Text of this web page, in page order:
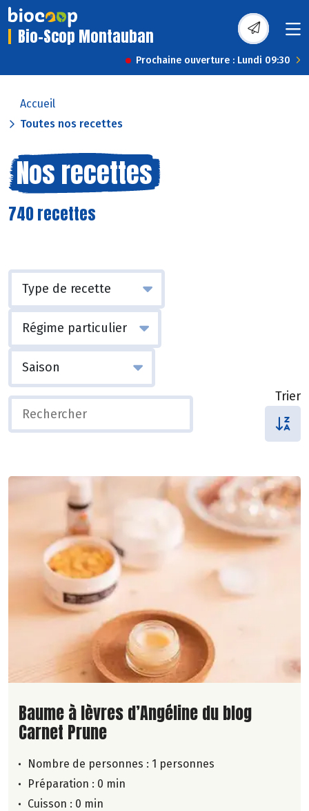
Bio-Scop Montauban
Prochaine ouverture : Lundi 09:30
Accueil
Toutes nos recettes
Nos recettes
740 recettes
Trier
Lire la suite de la recette
Baume à lèvres d’Angéline du blog
Carnet Prune
Nombre de personnes : 1 personnes
Préparation : 0 min
Cuisson : 0 min